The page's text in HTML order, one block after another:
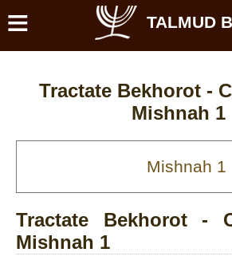
≡ TALMUD
Tractate Bekhorot -
Mishnah 1
Tractate Bekhorot -
Mishnah 1